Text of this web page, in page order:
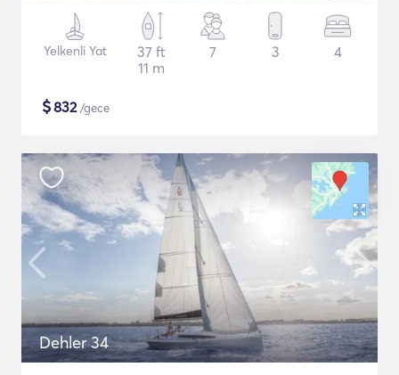
Yelkenli Yat
37 ft
11 m
7 3 4
$832/gece
Dehler 34